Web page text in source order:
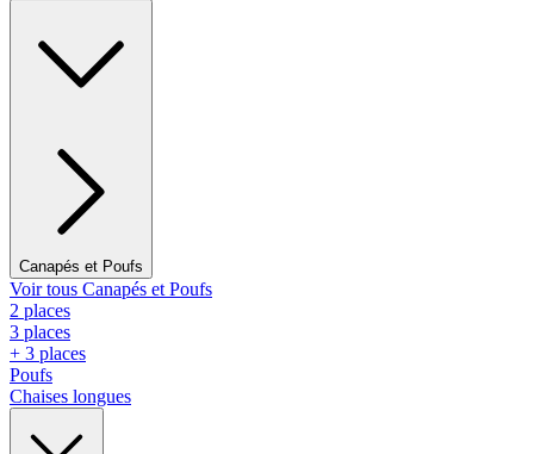
Canapés et Poufs
Voir tous Canapés et Poufs
2 places
3 places
+ 3 places
Poufs
Chaises longues